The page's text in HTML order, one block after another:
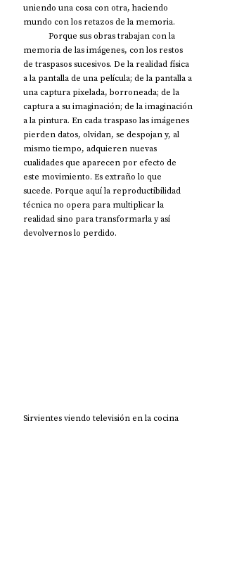
uniendo una cosa con otra, haciendo
mundo con los retazos de la memoria.
memoria de las imágenes, con los restos
de traspasos sucesivos. De la realidad física
a la pantalla de una película; de la pantalla a
una captura pixelada, borroneada; de la
captura a su imaginación; de la imaginación
a la pintura. En cada traspaso las imágenes
pierden datos, olvidan, se despojan y, al
mismo tiempo, adquieren nuevas
cualidades que aparecen por efecto de
este movimiento. Es extraño lo que
sucede. Porque aquí la reproductibilidad
técnica no opera para multiplicar la
realidad sino para transformarla y así
devolvernos lo perdido.
Sirvientes viendo televisión en la cocina